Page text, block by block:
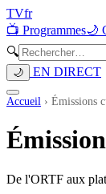
TVfr
📺 Programmes🌙
🔍
🌙 EN DIRECT
Accueil › Émissions
De l'ORTF aux